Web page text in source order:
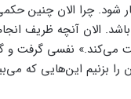
شود. چرا الان چنین
الان آنچه ظریف
می‌کند.» نفسی گرفت و
را بزنیم این‌هایی که